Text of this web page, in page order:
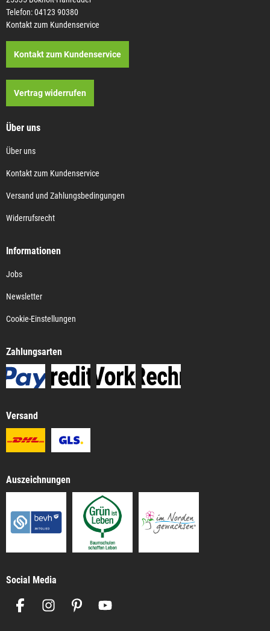
Telefon: 04123 90380
Kontakt zum Kundenservice
Kontakt zum Kundenservice
Vertrag widerrufen
Über uns
Über uns
Kontakt zum Kundenservice
Versand und Zahlungsbedingungen
Widerrufsrecht
Informationen
Jobs
Newsletter
Cookie-Einstellungen
Zahlungsarten
Versand
Auszeichnungen
Social Media